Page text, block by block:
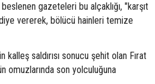
gazeteleri bu alçaklığı, "karşıt
vererek, bölücü hainleri temize
saldırısı sonucu şehit olan Fırat
omuzlarında son yolculuğuna